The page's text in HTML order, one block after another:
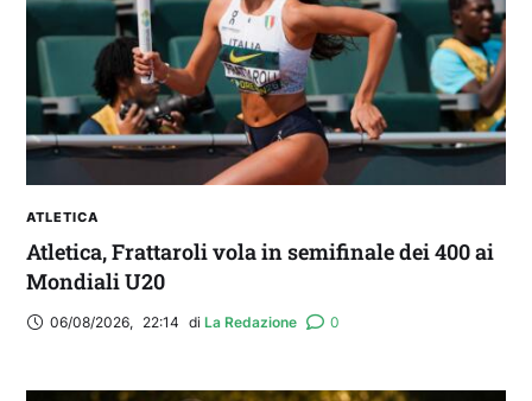
ATLETICA
Atletica, Frattaroli vola in semifinale dei 400 ai
Mondiali U20
06/08/2026, 22:14 di La Redazione 0